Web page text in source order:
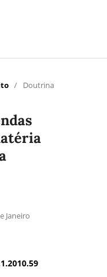
/ Doutrina
Janeiro